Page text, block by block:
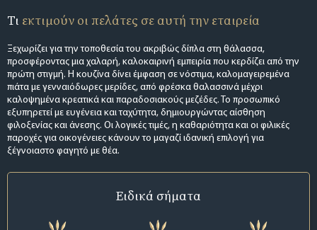
Τι εκτιμούν οι πελάτες σε αυτή την εταιρεία
Ξεχωρίζει για την τοποθεσία του ακριβώς δίπλα στη θάλασσα,
προσφέροντας μια χαλαρή, καλοκαιρινή εμπειρία που κερδίζει από την
πρώτη στιγμή. Η κουζίνα δίνει έμφαση σε νόστιμα, καλομαγειρεμένα
πιάτα με γενναιόδωρες μερίδες, από φρέσκα θαλασσινά μέχρι
καλοψημένα κρεατικά και παραδοσιακούς μεζέδες. Το προσωπικό
εξυπηρετεί με ευγένεια και ταχύτητα, δημιουργώντας αίσθηση
φιλοξενίας και άνεσης. Οι λογικές τιμές, η καθαριότητα και οι φιλικές
παροχές για οικογένειες κάνουν το μαγαζί ιδανική επιλογή για
ξέγνοιαστο φαγητό με θέα.
Ειδικά σήματα